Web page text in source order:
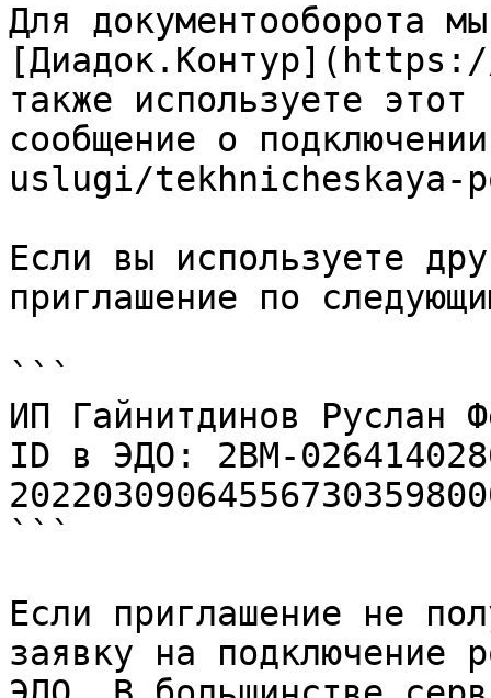
Для документооборота
также используете
сообщение о
uslugi/tekhnicheskaya-
Если вы используете
приглашение по
```
ИП Гайнитдинов Руслан
ID в ЭДО: 2BM-
```
Если приглашение не
заявку на подключение